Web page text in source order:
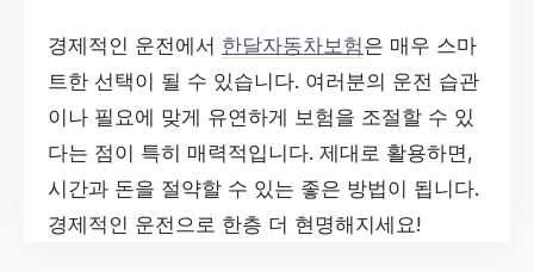
경제적인 운전에서 한달자동차보험은 매우 스마
트한 선택이 될 수 있습니다. 여러분의 운전 습관
이나 필요에 맞게 유연하게 보험을 조절할 수 있
다는 점이 특히 매력적입니다. 제대로 활용하면,
시간과 돈을 절약할 수 있는 좋은 방법이 됩니다.
경제적인 운전으로 한층 더 현명해지세요!